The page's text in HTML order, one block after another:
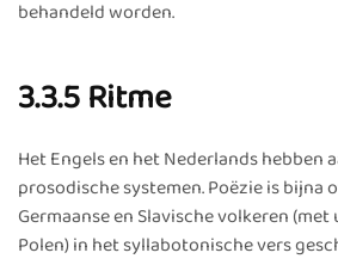
behandeld worden.
3.3.5 Ritme
Het Engels en het Nederlands hebben
prosodische systemen. Poëzie is bijna
Germaanse en Slavische volkeren
Polen) in het syllabotonische vers